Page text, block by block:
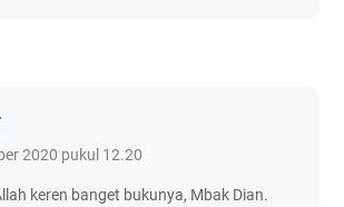
2020 pukul 12.20
keren banget bukunya, Mbak Dian.